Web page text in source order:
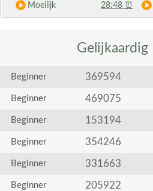
Moeilijk 28:48 ⏰
Gelijkaardig
Beginner 369594
Beginner 469075
Beginner 153194
Beginner 354246
Beginner 331663
Beginner 205922